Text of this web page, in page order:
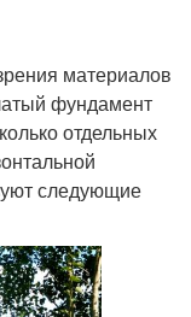
материалов
фундамент
отдельных
следующие